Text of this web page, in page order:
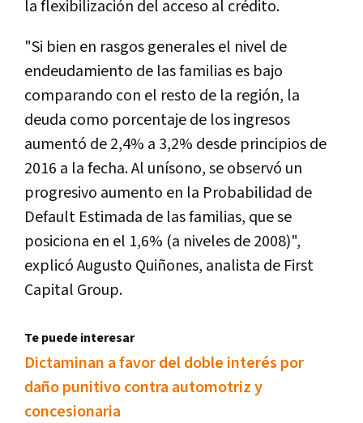
la flexibilización del acceso al crédito.
"Si bien en rasgos generales el nivel de
endeudamiento de las familias es bajo
comparando con el resto de la región, la
deuda como porcentaje de los ingresos
aumentó de 2,4% a 3,2% desde principios de
2016 a la fecha. Al unísono, se observó un
progresivo aumento en la Probabilidad de
Default Estimada de las familias, que se
posiciona en el 1,6% (a niveles de 2008)",
explicó Augusto Quiñones, analista de First
Capital Group.
Te puede interesar
Dictaminan a favor del doble interés por
daño punitivo contra automotriz y
concesionaria